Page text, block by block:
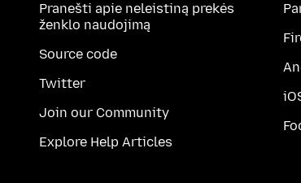
Pranešti apie neleistiną prekės
ženklo naudojimą
Source code
Twitter
Join our Community
Explore Help Articles